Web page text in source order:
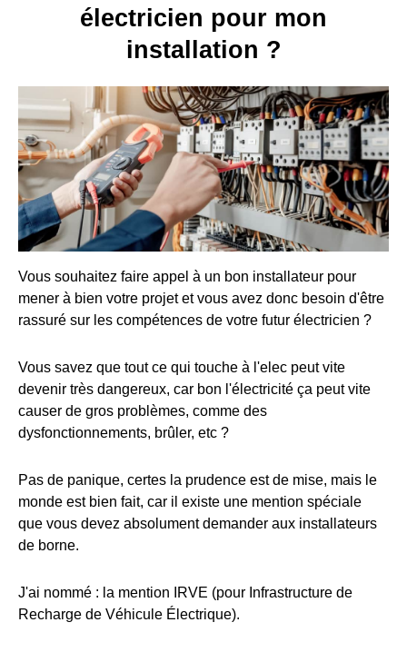
électricien pour mon
installation ?
Vous souhaitez faire appel à un bon installateur pour
mener à bien votre projet et vous avez donc besoin d'être
rassuré sur les compétences de votre futur électricien ?
Vous savez que tout ce qui touche à l'elec peut vite
devenir très dangereux, car bon l'électricité ça peut vite
causer de gros problèmes, comme des
dysfonctionnements, brûler, etc ?
Pas de panique, certes la prudence est de mise, mais le
monde est bien fait, car il existe une mention spéciale
que vous devez absolument demander aux installateurs
de borne.
J'ai nommé : la mention IRVE (pour Infrastructure de
Recharge de Véhicule Électrique).